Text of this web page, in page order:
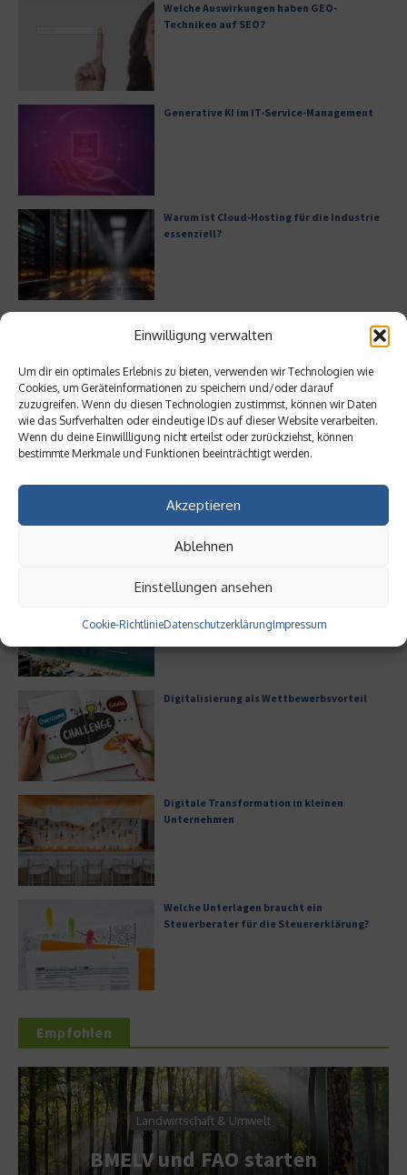
Einwilligung verwalten
Um dir ein optimales Erlebnis zu bieten, verwenden wir Technologien wie
Cookies, um Geräteinformationen zu speichern und/oder darauf
zuzugreifen. Wenn du diesen Technologien zustimmst, können wir Daten
wie das Surfverhalten oder eindeutige IDs auf dieser Website verarbeiten.
Wenn du deine Einwillligung nicht erteilst oder zurückziehst, können
bestimmte Merkmale und Funktionen beeinträchtigt werden.
Akzeptieren
Ablehnen
Einstellungen ansehen
Cookie-RichtlinieDatenschutzerklärungImpressum
Welche Auswirkungen haben GEO-
Techniken auf SEO?
Generative KI im IT-Service-Management
Warum ist Cloud-Hosting für die Industrie
essenziell?
Meistgelesen
Leitfaden zur Eröffnung eines
Geschäftskontos für kleine Unternehmen
Hilton Worldwide: Eine Ikone der globalen
Digitalisierung als Wettbewerbsvorteil
Digitale Transformation in kleinen
Unternehmen
Welche Unterlagen braucht ein
Steuerberater für die Steuererklärung?
Empfohlen
& Umwelt
FAO starten
Service &